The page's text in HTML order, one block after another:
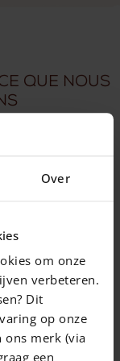
Over
om onze
verbeteren.
Dit
op onze
ons merk (via
een
que nous
personnalisée.
sur mesure dès
expert
en cas de doute, il
en fonction de vos